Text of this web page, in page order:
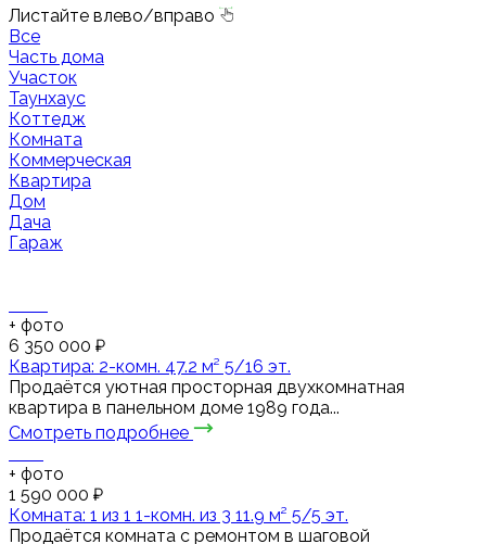
Листайте влево/вправо
Все
Часть дома
Участок
Таунхаус
Коттедж
Комната
Коммерческая
Квартира
Дом
Дача
Гараж
+ фото
6 350 000 ₽
Квартира: 2-комн. 47.2 м² 5/16 эт.
Продаётся уютная просторная двухкомнатная
квартира в панельном доме 1989 года...
Смотреть подробнее
+ фото
1 590 000 ₽
Комната: 1 из 1 1-комн. из 3 11.9 м² 5/5 эт.
Продаётся комната с ремонтом в шаговой